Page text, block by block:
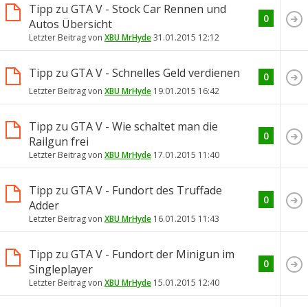
Tipp zu GTA V - Stock Car Rennen und
Autos Übersicht
Letzter Beitrag von XBU MrHyde31.01.2015 12:12
0
Tipp zu GTA V - Schnelles Geld verdienen
Letzter Beitrag von XBU MrHyde 19.01.2015 16:42
0
Tipp zu GTA V - Wie schaltet man die
Railgun frei
Letzter Beitrag von XBU MrHyde 17.01.2015 11:40
0
Tipp zu GTA V - Fundort des Truffade
Adder
Letzter Beitrag von XBU MrHyde 16.01.2015 11:43
0
Tipp zu GTA V - Fundort der Minigun im
Singleplayer
Letzter Beitrag von XBU MrHyde 15.01.2015 12:40
0